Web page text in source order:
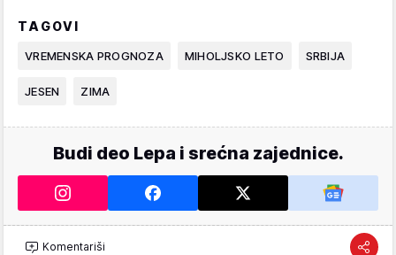
TAGOVI
VREMENSKA PROGNOZA MIHOLJSKO LETO SRBIJA
JESEN ZIMA
Budi deo Lepa i srećna zajednice.
Komentariši